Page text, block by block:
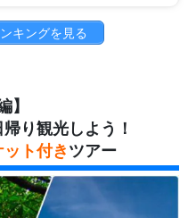
キングを見る
】
り観光しよう！
ト付きツアー